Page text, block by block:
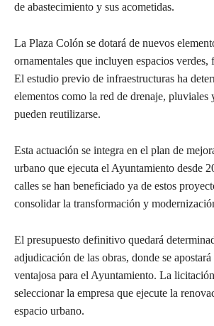
de abastecimiento y sus acometidas.
La Plaza Colón se dotará de nuevos
ornamentales que incluyen espacios verdes,
El estudio previo de infraestructuras ha
elementos como la red de drenaje,
pueden reutilizarse.
Esta actuación se integra en el plan de
urbano que ejecuta el Ayuntamiento desde
calles se han beneficiado ya de estos
consolidar la transformación y
El presupuesto definitivo quedará
adjudicación de las obras, donde se
ventajosa para el Ayuntamiento. La
seleccionar la empresa que ejecute la
espacio urbano.